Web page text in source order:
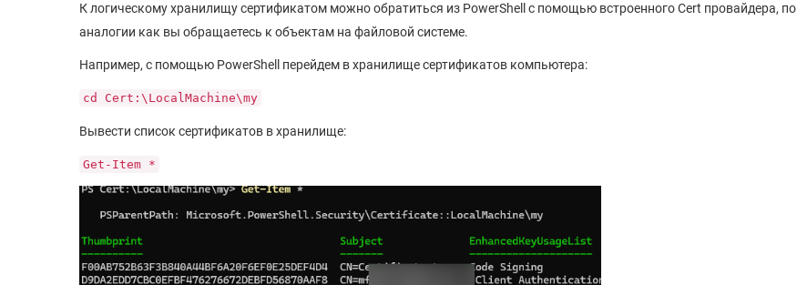
К логическому хранилищу сертификатом можно обратиться из PowerShell с помощью встроенного Cert провайдера, по
аналогии как вы обращаетесь к объектам на файловой системе.
Например, с помощью PowerShell перейдем в хранилище сертификатов компьютера:
cd Cert:\LocalMachine\my
Вывести список сертификатов в хранилище:
Get-Item *